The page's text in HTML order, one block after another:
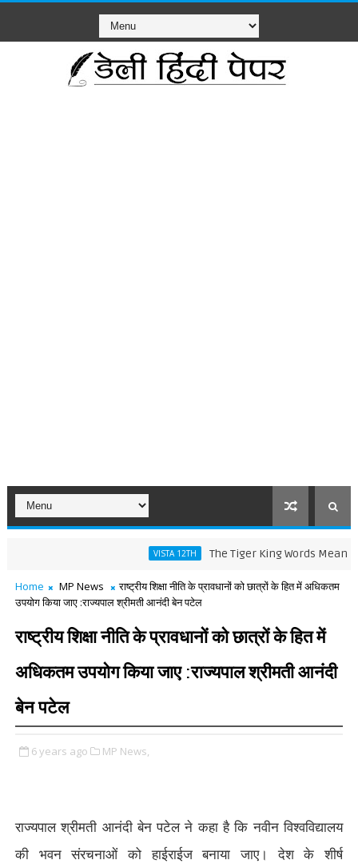
The Tiger King Words Meaning and
Home MP News
राष्ट्रीय शिक्षा नीति के प्रावधानों को छात्रों के हित में अधिकतम
उपयोग किया जाए :राज्यपाल श्रीमती आनंदी बेन पटेल
राष्ट्रीय शिक्षा नीति के प्रावधानों को छात्रों के हित में
अधिकतम उपयोग किया जाए :राज्यपाल श्रीमती आनंदी
बेन पटेल
6 years ago MP News,
राज्यपाल श्रीमती आनंदी बेन पटेल ने कहा है कि नवीन विश्वविद्यालय
की भवन संरचनाओं को हाईराईज बनाया जाए। देश के शीर्ष